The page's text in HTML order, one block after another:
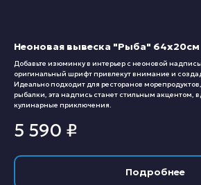
Неоновая вывеска "Рыба" 64х20см
Добавьте изюминку в интерьер с неоновой
оригинальный шрифт привлекут внимание и
Идеально подходит для ресторанов
рыбалки, эта надпись станет стильным акцентом,
кулинарные приключения.
5 590 ₽
Подробнее